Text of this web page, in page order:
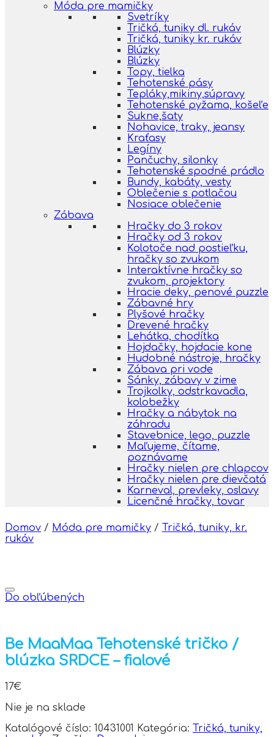
Móda pre mamičky
Svetríky
Tričká, tuniky dl. rukáv
Tričká, tuniky kr. rukáv
Blúzky
Blúzky
Topy, tielka
Tehotenské pásy
Tepláky,mikiny,súpravy
Tehotenské pyžama, košeľe
Sukne,šaty
Nohavice, traky, jeansy
Kraťasy
Legíny
Pančuchy, silonky
Tehotenské spodné prádlo
Bundy, kabáty, vesty
Oblečenie s potlačou
Nosiace oblečenie
Zábava
Hračky do 3 rokov
Hračky od 3 rokov
Kolotoče nad postieľku,
hračky so zvukom
Interaktívne hračky so
zvukom, projektory
Hracie deky, penové puzzle
Zábavné hry
Plyšové hračky
Drevené hračky
Lehátka, chodítka
Hojdačky, hojdacie kone
Hudobné nástroje, hračky
Zábava pri vode
Sánky, zábavy v zime
Trojkolky, odstrkavadla,
kolobežky
Hračky a nábytok na
záhradu
Stavebnice, lego, puzzle
Maľujeme, čítame,
poznávame
Hračky nielen pre chlapcov
Hračky nielen pre dievčatá
Karneval, prevleky, oslavy
Licenčné hračky, tovar
Domov / Móda pre mamičky / Tričká, tuniky, kr.
rukáv
Do obľúbených
Be MaaMaa Tehotenské tričko /
blúzka SRDCE – fialové
17€
Nie je na sklade
Katalógové číslo: 10431001 Kategória: Tričká, tuniky,